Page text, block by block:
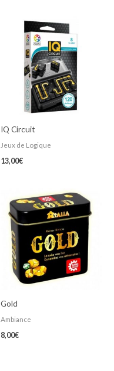
IQ Circuit
Jeux de Logique
13,00€
Gold
Ambiance
8,00€